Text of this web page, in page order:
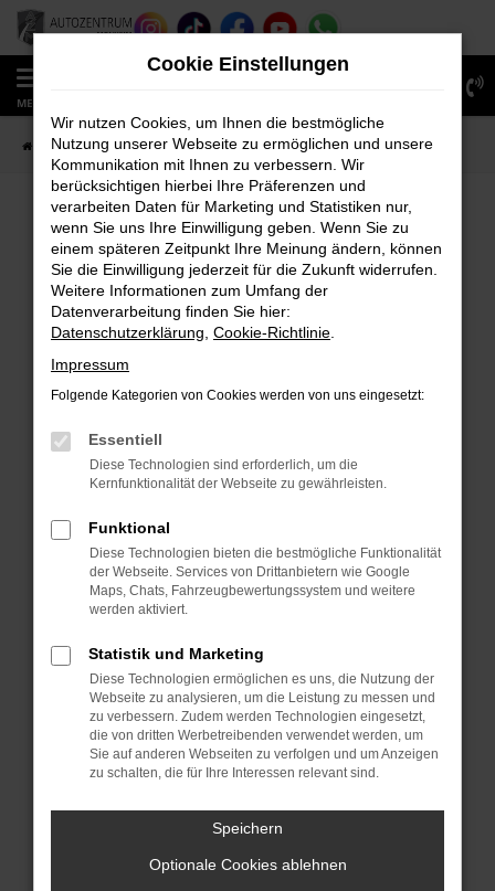
Zum
Hauptinhalt
springen
MENÜ
Startseite Fahrzeugverkauf Fahrzeug-Showroom
FEHLER: NETWORK ERROR
Beim Laden ist ein Fehler aufgetreten.
Hier sind ein paar Tipps, die dir helfen können:
Überprüfe deine Firewall und deine
Internetverbindung.
Laden andere Webseiten, zum Beispiel deine
Prüfe deine Browsererweiterungen.
Manche Erweiterungen, wie Werbeblocker,
verhindern. Funktioniert die Seite in einem
anderen Browser oder in einem privaten
Fenster?
Starte dein Gerät neu.
Probleme zu beheben.
Stelle sicher, dass dein Browser und dein
Betriebssystem auf dem neuesten Stand
sind.
Veraltete Software birgt nicht nur ein
Sicherheitsrisiko, sondern kann auch dazu
führen, dass bestimmte Funktionen nicht mehr
unterstützt werden.
Wende dich an den Webseitenbetreiber.
Cookie Einstellungen
Wir nutzen Cookies, um Ihnen die bestmögliche
Nutzung unserer Webseite zu ermöglichen und unsere
Kommunikation mit Ihnen zu verbessern. Wir
berücksichtigen hierbei Ihre Präferenzen und
verarbeiten Daten für Marketing und Statistiken nur,
wenn Sie uns Ihre Einwilligung geben. Wenn Sie zu
einem späteren Zeitpunkt Ihre Meinung ändern, können
Sie die Einwilligung jederzeit für die Zukunft widerrufen.
Weitere Informationen zum Umfang der
Datenverarbeitung finden Sie hier:
Datenschutzerklärung Cookie-Richtlinie
Impressum
Folgende Kategorien von Cookies werden von uns eingesetzt:
Essentiell
Diese Technologien sind erforderlich, um die
Kernfunktionalität der Webseite zu gewährleisten.
Funktional
Diese Technologien bieten die bestmögliche Funktionalität
der Webseite. Services von Drittanbietern wie Google
Maps, Chats, Fahrzeugbewertungssystem und weitere
werden aktiviert.
Statistik und Marketing
Diese Technologien ermöglichen es uns, die Nutzung der
Webseite zu analysieren, um die Leistung zu messen und
zu verbessern. Zudem werden Technologien eingesetzt,
die von dritten Werbetreibenden verwendet werden, um
Sie auf anderen Webseiten zu verfolgen und um Anzeigen
zu schalten, die für Ihre Interessen relevant sind.
Speichern
Optionale Cookies ablehnen